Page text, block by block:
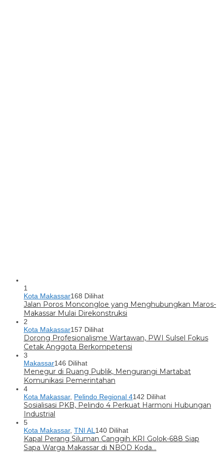
1
Kota Makassar168 Dilihat
Jalan Poros Moncongloe yang Menghubungkan Maros-
Makassar Mulai Direkonstruksi
2
Kota Makassar157 Dilihat
Dorong Profesionalisme Wartawan, PWI Sulsel Fokus
Cetak Anggota Berkompetensi
3
Makassar146 Dilihat
Menegur di Ruang Publik, Mengurangi Martabat
Komunikasi Pemerintahan
4
Kota Makassar, Pelindo Regional 4142 Dilihat
Sosialisasi PKB, Pelindo 4 Perkuat Harmoni Hubungan
Industrial
5
Kota Makassar, TNI AL 140 Dilihat
Kapal Perang Siluman Canggih KRI Golok-688 Siap
Sapa Warga Makassar di NBOD Koda…